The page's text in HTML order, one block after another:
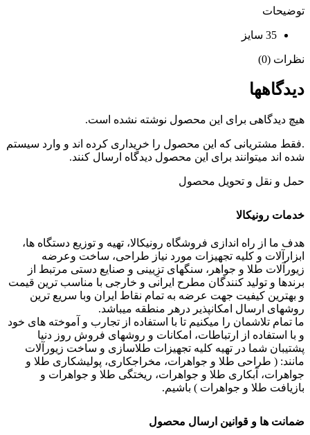
توضیحات
35 سایز
نظرات (0)
دیدگاهها
هیچ دیدگاهی برای این محصول نوشته نشده است.
.فقط مشتریانی که این محصول را خریداری کرده اند و وارد سیستم
شده اند میتوانند برای این محصول دیدگاه ارسال کنند.
حمل و نقل و تحویل محصول
خدمات رونیکالا
هدف ما از راه اندازی فروشگاه رونیکالا، تهیه و توزیع دستگاه ها،
ابزارآلات و کلیه تجهیزات مورد نیاز طراحی، ساخت وعرضه
زیورآلات طلا و جواهر، سنگهای تزِیینی و صنایع دستی مرتبط از
برندها و تولید کنندگان مطرح ایرانی و خارجی با مناسب ترین قیمت
و بهترین کیفیت جهت عرضه به تمام نقاط ایران وبا سریع ترین
روشهای ارسال امکانپذیر درهر منطقه میباشد.
ما تمام تلاشمان را میکنیم تا با استفاده از تجارب و آموخته های خود
و با استفاده از ارتباطات، امکانات و روشهای فروش روز دنیا
پشتیبان شما در تهیه کلیه تجهیزات طلاسازی و ساخت زیورآلات
مانند: ( طراحی طلا و جواهرات، مخراجکاری، پولیشکاری طلا و
جواهرات، آبکاری طلا و جواهرات، ریختگی طلا و جواهرات و
بازیافت طلا و جواهرات ) باشیم.
ضمانت ها و قوانین ارسال محصول